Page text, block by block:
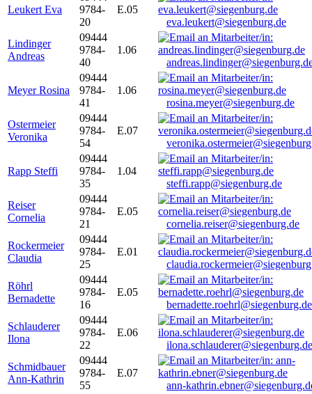
Leukert Eva
9784-
20
E.05
eva.leukert@siegenburg.de
Lindinger
Andreas
09444
9784-
40
1.06
Meyer Rosina
09444
9784-
41
1.06
rosina.meyer@siegenburg.de
Ostermeier
Veronika
09444
9784-
54
E.07
Rapp Steffi
09444
9784-
35
1.04
steffi.rapp@siegenburg.de
Reiser
Cornelia
09444
9784-
21
E.05
cornelia.reiser@siegenburg.de
Rockermeier
Claudia
09444
9784-
25
E.01
Röhrl
Bernadette
09444
9784-
16
E.05
bernadette.roehrl@siegenburg.de
Schlauderer
Ilona
09444
9784-
22
E.06
ilona.schlauderer@siegenburg.de
Schmidbauer
Ann-Kathrin
09444
9784-
55
E.07
ann-